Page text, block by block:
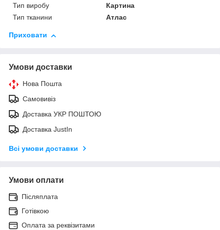
Тип виробу
Картина
Тип тканини
Атлас
Приховати
Умови доставки
Нова Пошта
Самовивіз
Доставка УКР ПОШТОЮ
Доставка JustIn
Всі умови доставки
Умови оплати
Післяплата
Готівкою
Оплата за реквізитами